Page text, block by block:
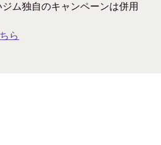
ム独自のキャンペーンは併用
ら